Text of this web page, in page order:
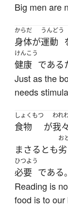
Big men are
からだ
身体が
うんどう
運動
けんこう
健康 である
Just as the
needs
しょくもつ
食物 が
われ
我々
まさる とも
お
ひつよう
必要 である。
Reading is
food is to our